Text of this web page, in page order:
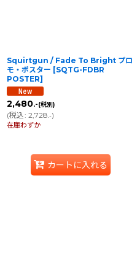
Squirtgun / Fade To Bright プロ
モ・ポスター [SQTG-FDBR
POSTER]
2,480.-(税別)
(税込: 2,728 .-)
在庫わずか
カートに入れる